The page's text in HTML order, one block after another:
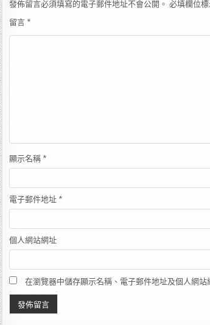
發佈留言必須填寫的電子郵件地址不會公開。 必填欄位標
留言 *
顯示名稱 *
電子郵件地址 *
個人網站網址
在瀏覽器中儲存顯示名稱、電子郵件地址及個人網站